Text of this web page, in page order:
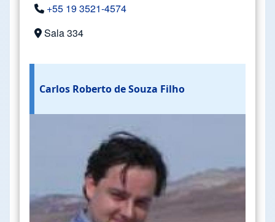
+55 19 3521-4574
Sala 334
Carlos Roberto de Souza Filho